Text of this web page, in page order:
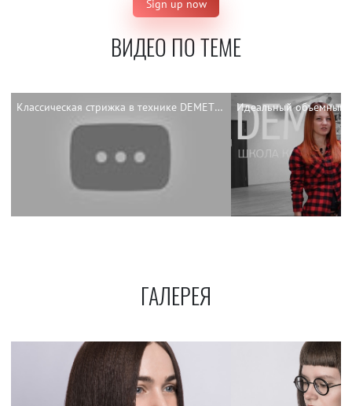
Sign up now
ВИДЕО ПО ТЕМЕ
Классическая стрижка в технике DEMETRIUS
ГАЛЕРЕЯ